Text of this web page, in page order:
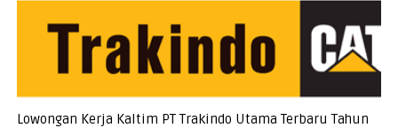
Lowongan Kerja Kaltim PT Trakindo Utama Terbaru Tahun